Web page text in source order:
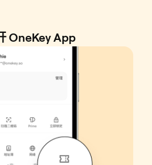
OneKey App